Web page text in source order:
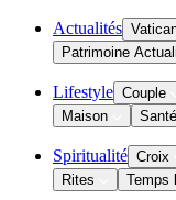
Actualités
Patrimoine
Lifestyle Couple
Maison
Santé
Spiritualité Croix
Rites
Temps